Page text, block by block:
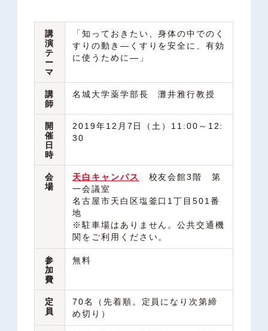
講
演
テ
ー
マ
「知っておきたい、身体の中でのく
すりの動き―くすりを安全に、有効
に使うために―」
講
師
名城大学薬学部長 灘井雅行教授
開
催
日
時
2019年12月7日（土）11:00～12:
30
会
場
天白キャンパス
校友会館3階 第
一会議室
名古屋市天白区塩釜口1丁目501番
地
※駐車場はありません。公共交通機
関をご利用ください。
参
加
費
無料
定
員
70名（先着順。定員になり次第締
め切り）